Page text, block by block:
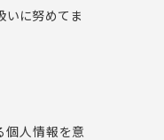
いに努めてま
個人情報を意